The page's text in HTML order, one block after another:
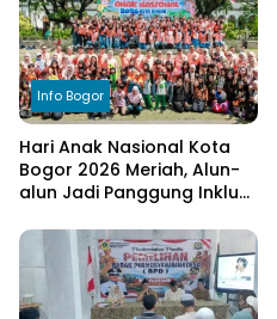
Info Bogor
Hari Anak Nasional Kota
Bogor 2026 Meriah, Alun-
alun Jadi Panggung Inklusi